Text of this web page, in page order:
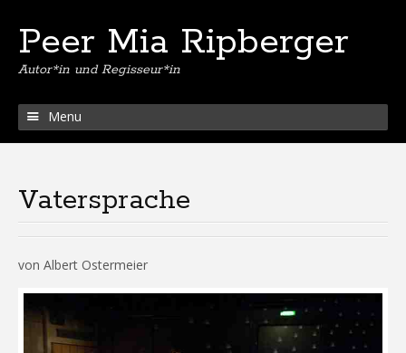
Peer Mia Ripberger
Autor*in und Regisseur*in
Menu
Vatersprache
von Albert Ostermeier